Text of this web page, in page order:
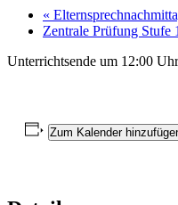
«
Zentrale Prüfung Stufe
Unterrichtsende um 12:00 Uhr
Zum Kalender